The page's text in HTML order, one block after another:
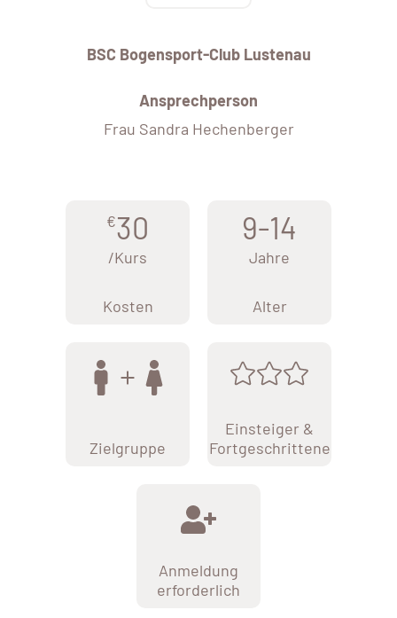
BSC Bogensport-Club Lustenau
Ansprechperson
Frau Sandra Hechenberger
€30
/Kurs
Kosten
9-14
Jahre
Alter
Zielgruppe
Einsteiger &
Fortgeschrittene
Anmeldung
erforderlich